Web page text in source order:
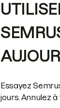
Essayez
jours. Annulez